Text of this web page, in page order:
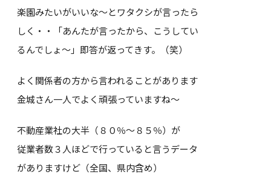
楽園みたいがいいな～とワタクシが言ったら
しく・・「あんたが言ったから、こうしてい
るんでしょ～」即答が返ってきす。（笑）
よく関係者の方から言われることがあります
金城さん一人でよく頑張っていますね～
不動産業社の大半（８０％～８５％）が
従業者数３人ほどで行っていると言うデータ
がありますけど（全国、県内含め）